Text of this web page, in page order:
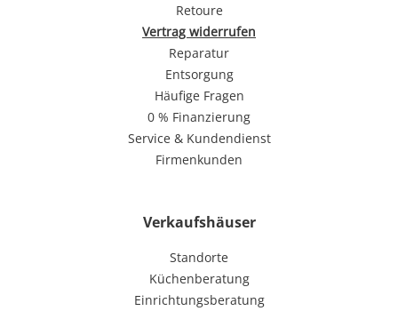
Retoure
Vertrag widerrufen
Reparatur
Entsorgung
Häufige Fragen
0 % Finanzierung
Service & Kundendienst
Firmenkunden
Verkaufshäuser
Standorte
Küchenberatung
Einrichtungsberatung